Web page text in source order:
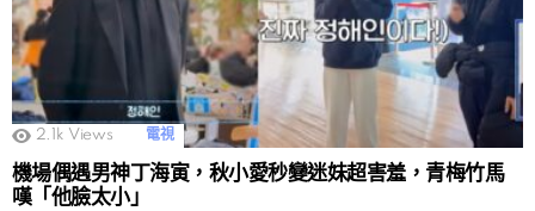
2.1k Views 電視
機場偶遇男神丁海寅，秋小愛秒變迷妹超害羞，青梅竹馬
嘆「他臉太小」